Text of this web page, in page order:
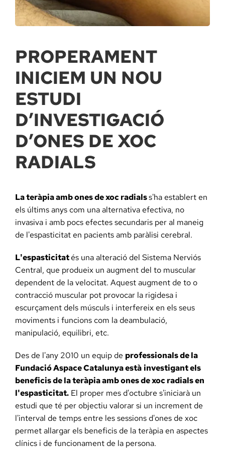
PROPERAMENT
INICIEM UN NOU
ESTUDI
D’INVESTIGACIÓ
D’ONES DE XOC
RADIALS
La teràpia amb ones de xoc radialss'ha establert en
els últims anys com una alternativa efectiva, no
invasiva i amb pocs efectes secundaris per al maneig
de l'espasticitat en pacients amb paràlisi cerebral.
L'espasticitatés una alteració del Sistema Nerviós
Central, que produeix un augment del to muscular
dependent de la velocitat. Aquest augment de to o
contracció muscular pot provocar la rigidesa i
escurçament dels músculs i interfereix en els seus
moviments i funcions com la deambulació,
manipulació, equilibri, etc.
Des de l'any 2010 un equip de professionals de la
Fundació Aspace Catalunya està investigant els
beneficis de la teràpia amb ones de xoc radials en
l'espasticitat.El proper mes d'octubre s'iniciarà un
estudi que té per objectiu valorar si un increment de
l'interval de temps entre les sessions d'ones de xoc
permet allargar els beneficis de la teràpia en aspectes
clínics i de funcionament de la persona.